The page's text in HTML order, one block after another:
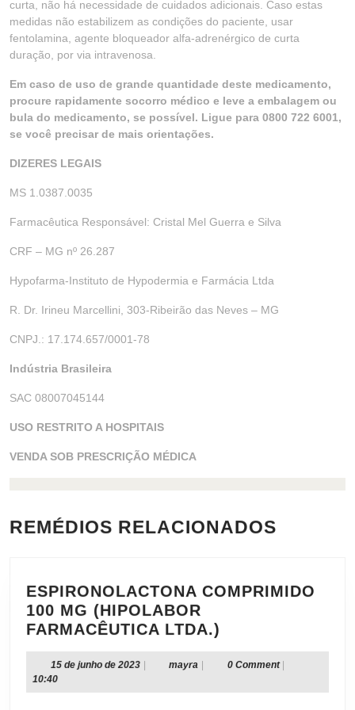
curta, não há necessidade de cuidados adicionais. Caso estas
medidas não estabilizem as condições do paciente, usar
fentolamina, agente bloqueador alfa-adrenérgico de curta
duração, por via intravenosa.
Em caso de uso de grande quantidade deste medicamento,
procure rapidamente socorro médico e leve a embalagem ou
bula do medicamento, se possível. Ligue para 0800 722 6001,
se você precisar de mais orientações.
DIZERES LEGAIS
MS 1.0387.0035
Farmacêutica Responsável: Cristal Mel Guerra e Silva
CRF – MG nº 26.287
Hypofarma-Instituto de Hypodermia e Farmácia Ltda
R. Dr. Irineu Marcellini, 303-Ribeirão das Neves – MG
CNPJ.: 17.174.657/0001-78
Indústria Brasileira
SAC 08007045144
USO RESTRITO A HOSPITAIS
VENDA SOB PRESCRIÇÃO MÉDICA
REMÉDIOS RELACIONADOS
ESPIRONOLACTONA COMPRIMIDO
100 MG (HIPOLABOR
FARMACÊUTICA LTDA.)
100
15 de junho de 202315
junho
mayra mayra 0 Comment
10:40